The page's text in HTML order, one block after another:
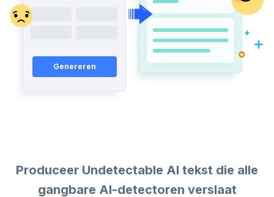
Genereren
Produceer Undetectable AI tekst die alle
gangbare AI-detectoren verslaat